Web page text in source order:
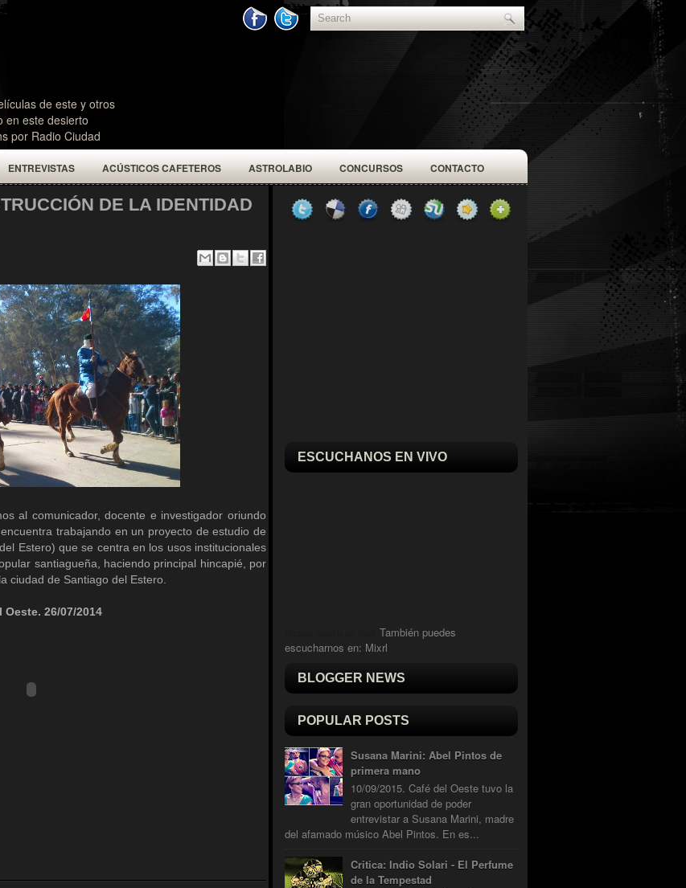
de este y otros
en este desierto
por Radio Ciudad
ENTREVISTAS ACÚSTICOS CAFETEROS ASTROLABIO CONCURSOS CONTACTO
DE LA IDENTIDAD
al comunicador, docente e investigador oriundo
trabajando en un proyecto de estudio de
Estero) que se centra en los usos institucionales
santiagueña, haciendo principal hincapié, por
ciudad de Santiago del Estero.
26/07/2014
ESCUCHANOS EN VIVO
También puedes
escucharnos en: Mixrl
BLOGGER NEWS
POPULAR POSTS
Susana Marini: Abel Pintos de
primera mano
10/09/2015. Café del Oeste tuvo la
gran oportunidad de poder
entrevistar a Susana Marini, madre
del afamado músico Abel Pintos. En es...
Critica: Indio Solari - El Perfume
de la Tempestad